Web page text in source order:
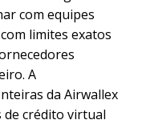
com equipes
limites exatos
A
da Airwallex
crédito virtual